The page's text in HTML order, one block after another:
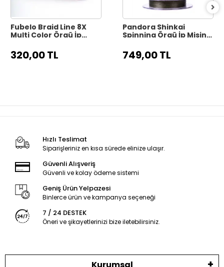
Fubelo Braid Line 8X
Multi Color Örgü İp
320,00 TL
Pandora Shinkai
Spinning Örgü İp Misina
Green
749,00 TL
Hızlı Teslimat
Siparişleriniz en kısa sürede elinize ulaşır.
Güvenli Alışveriş
Güvenli ve kolay ödeme sistemi
Geniş Ürün Yelpazesi
Binlerce ürün ve kampanya seçeneği
7 / 24 DESTEK
Öneri ve şikayetlerinizi bize iletebilirsiniz.